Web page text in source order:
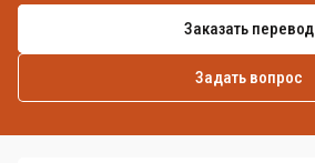
Заказать перевод
Задать вопрос